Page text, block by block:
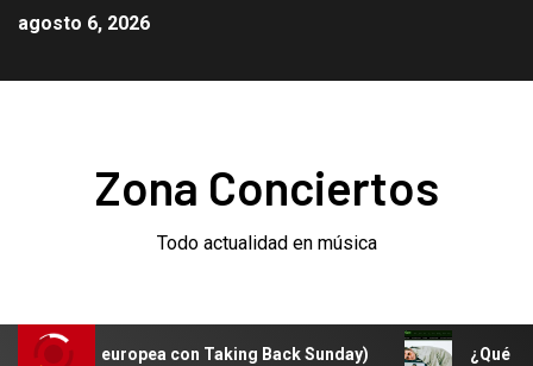
agosto 6, 2026
Zona Conciertos
Todo actualidad en música
europea con Taking Back Sunday) ¿Qué está